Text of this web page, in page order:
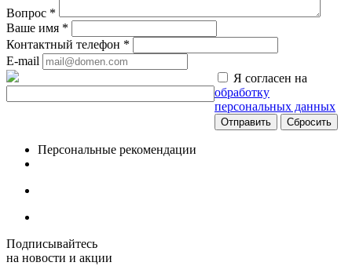
Вопрос *
Ваше имя *
Контактный телефон *
E-mail
Я согласен на
обработку
персональных данных
Сбросить
Персональные рекомендации
Подписывайтесь
на новости и акции